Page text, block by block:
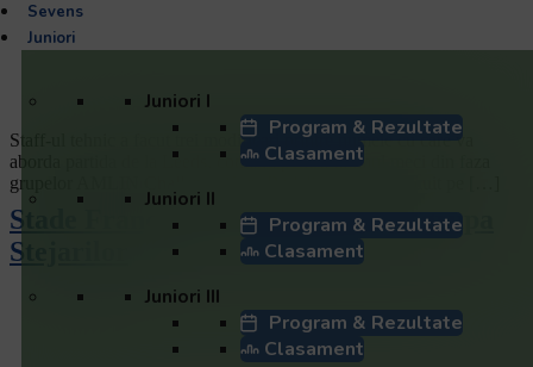
Sevens
Juniori
Juniori I
Program & Rezultate
Clasament
Juniori II
Program & Rezultate
Clasament
Juniori III
Program & Rezultate
Clasament
Staff-ul tehnic a facut trei modificari printre numele cu care va
aborda partida de la Leeds, contand pentru ultimul meci din faza
grupelor AMLIN Challenge Cup. Badalicescu l-a inlocuit pe […]
Stade Francais, lider autoritar in grupa
Stejarilor